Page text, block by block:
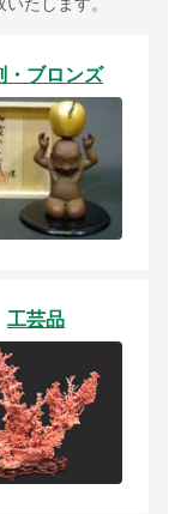
・ブロンズ
工芸品